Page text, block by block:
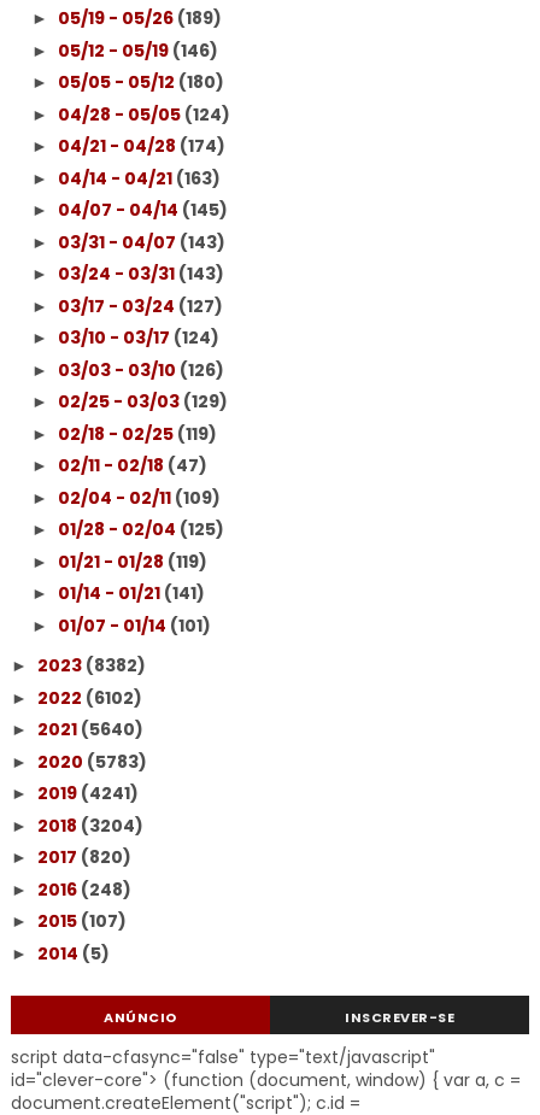
► 05/19 - 05/26 (189)
► 05/12 - 05/19 (146)
► 05/05 - 05/12 (180)
► 04/28 - 05/05 (124)
► 04/21 - 04/28 (174)
► 04/14 - 04/21 (163)
► 04/07 - 04/14 (145)
► 03/31 - 04/07 (143)
► 03/24 - 03/31 (143)
► 03/17 - 03/24 (127)
► 03/10 - 03/17 (124)
► 03/03 - 03/10 (126)
► 02/25 - 03/03 (129)
► 02/18 - 02/25 (119)
► 02/11 - 02/18 (47)
► 02/04 - 02/11 (109)
► 01/28 - 02/04 (125)
► 01/21 - 01/28 (119)
► 01/14 - 01/21 (141)
► 01/07 - 01/14 (101)
► 2023 (8382)
► 2022 (6102)
► 2021 (5640)
► 2020 (5783)
► 2019 (4241)
► 2018 (3204)
► 2017 (820)
► 2016 (248)
► 2015 (107)
► 2014 (5)
ANÚNCIO INSCREVER-SE
script data-cfasync="false" type="text/javascript"
id="clever-core"> (function (document, window) { var a, c =
document.createElement("script"); c.id =